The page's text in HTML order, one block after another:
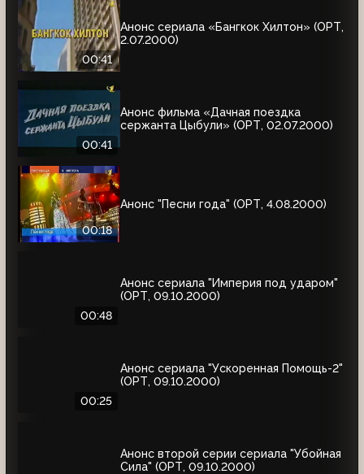
00:41
Анонс сериала «Бангкок Хилтон» (ОРТ,
2.07.2000)
00:41
Анонс фильма «Дачная поездка
сержанта Цыбули» (ОРТ, 02.07.2000)
00:18
Анонс "Песни года" (ОРТ, 4.08.2000)
00:48
Анонс сериала "Империя под ударом"
(ОРТ, 09.10.2000)
00:25
Анонс сериала "Ускоренная Помощь-2"
(ОРТ, 09.10.2000)
Анонс второй серии сериала "Убойная
Сила" (ОРТ, 09.10.2000)